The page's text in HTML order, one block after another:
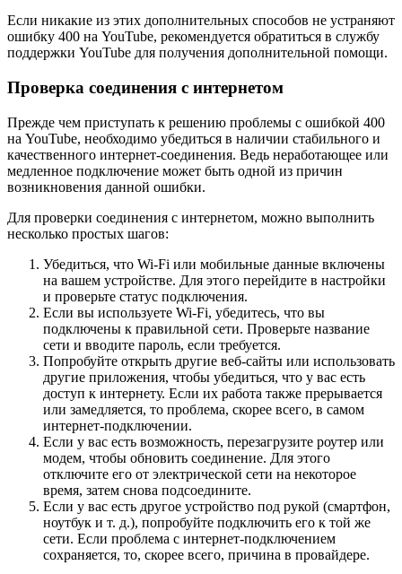
Если никакие из этих дополнительных способов не устраняют
ошибку 400 на YouTube, рекомендуется обратиться в службу
поддержки YouTube для получения дополнительной помощи.
Проверка соединения с интернетом
Прежде чем приступать к решению проблемы с ошибкой 400
на YouTube, необходимо убедиться в наличии стабильного и
качественного интернет-соединения. Ведь неработающее или
медленное подключение может быть одной из причин
возникновения данной ошибки.
Для проверки соединения с интернетом, можно выполнить
несколько простых шагов:
Убедиться, что Wi-Fi или мобильные данные включены
на вашем устройстве. Для этого перейдите в настройки
и проверьте статус подключения.
Если вы используете Wi-Fi, убедитесь, что вы
подключены к правильной сети. Проверьте название
сети и вводите пароль, если требуется.
Попробуйте открыть другие веб-сайты или использовать
другие приложения, чтобы убедиться, что у вас есть
доступ к интернету. Если их работа также прерывается
или замедляется, то проблема, скорее всего, в самом
интернет-подключении.
Если у вас есть возможность, перезагрузите роутер или
модем, чтобы обновить соединение. Для этого
отключите его от электрической сети на некоторое
время, затем снова подсоедините.
Если у вас есть другое устройство под рукой (смартфон,
ноутбук и т. д.), попробуйте подключить его к той же
сети. Если проблема с интернет-подключением
сохраняется, то, скорее всего, причина в провайдере.